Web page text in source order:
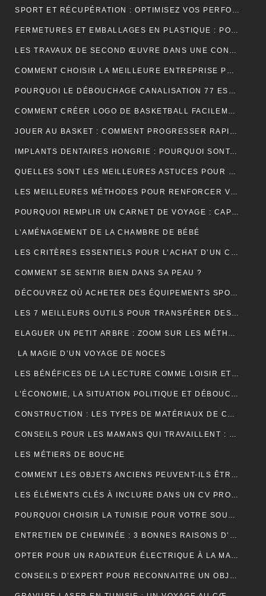
SPORT ET RÉCUPÉRATION : OPTIMISEZ VOS PERFORMANCES AVEC LES HUILES CBD À PARIS
FERMETURES ET EMBALLAGES EN PLASTIQUE : POUR UNE PROTECTION OPTIMALE DE VOS PRODUITS
LES TRAVAUX DE SECOND ŒUVRE DANS UNE CONSTRUCTION DE MAISON
COMMENT CHOISIR LA MEILLEURE ENTREPRISE POUR VOTRE DÉMÉNAGEMENT PARIS MARSEILLE?
POURQUOI LE DÉBOUCHAGE CANALISATION 77 EST-IL ESSENTIEL POUR ÉVITER LES DÉSAGRÉMENTS MAJEURS ?
COMMENT CRÉER LOGO DE BASKETBALL FACILEMENT ET EFFICACEMENT ?
JOUER AU BASKET : COMMENT PROGRESSER RAPIDEMENT EN TECHNIQUE ?
IMPLANTS DENTAIRES HONGRIE : POURQUOI SONT-ILS LA SOLUTION IDÉALE POUR UN SOURIRE PARFAIT ET ABORDABLE ?
QUELLES SONT LES MEILLEURES ASTUCES POUR UN DÉMÉNAGEMENT ÎLE DE FRANCE RÉUSSI ET SANS TRACAS ?
LES MEILLEURES MÉTHODES POUR RENFORCER VOS ONGLES FRAGILES
POURQUOI REMPLIR UN CARNET DE VOYAGE : CAPTURER L’ÂME DE VOS AVENTURES
L’AMÉNAGEMENT DE LA CHAMBRE DE BÉBÉ
LES CRITÈRES ESSENTIELS POUR L’ACHAT D’UN CÂBLE TYPE 2 POUR VÉHICULES ÉLECTRIQUES
COMMENT SE SENTIR BIEN DANS SA PEAU ?
DÉCOUVREZ OÙ ACHETER DES ÉQUIPEMENTS SPORTIFS DE QUALITÉ EN LIGNE
LES 7 MEILLEURS OUTILS POUR TRANSFÉRER DES DONNÉES D’ANDROID VERS MAC
ELAGUER UN PETIT ARBRE : ZOOM SUR LES MÉTHODES À ADOPTER
LA MAGIE D’UN VOYAGE DE NOCES
LES BÉNÉFICES DE LA LECTURE COMME LOISIR ET SON IMPACT SUR LA COGNITION
L’ÉCONOMIE, LA SITUATION POLITIQUE ET DÉBOUCHÉE
CONSTRUCTION : LES TYPES DE MATÉRIAUX DE CONSTRUCTION UTILISÉS
CONSEILS POUR LES MAMANS QUI TRAVAILLENT : TROUVER UN ÉQUILIBRE ENTRE CARRIÈRE ET VIE FAMILIALE
LES MÉTIERS DE BOUCHE
COMMENT LES OBJETS ANCIENS PEUVENT-ILS ÊTRE UN PLACEMENT FINANCIER INTELLIGENT ?
LES ÉLÉMENTS CLÉS À INCLURE DANS UN CV PROFESSIONNEL POUR ATTIRER LES RECRUTEURS
POURQUOI CHOISIR LA TUNISIE POUR VOTRE SOUS-TRAITANCE INDUSTRIELLE?
ENTRETIEN DE CHEMINÉE : 3 BONNES RAISONS D’OPTER POUR LE RAMONAGE MÉCANIQUE
OPTER POUR UN RADIATEUR ÉLECTRIQUE À LA MAISON
CONSEILS D’EXPERT POUR RECONNAITRE UN OBJET ANCIEN AUTHENTIQUE